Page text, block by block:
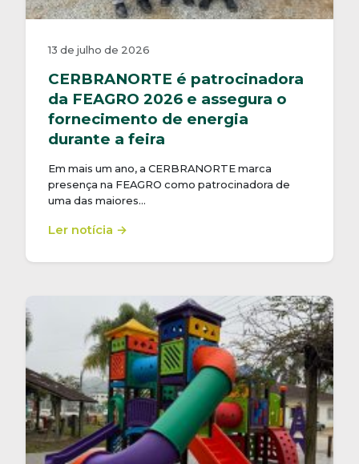
13 de julho de 2026
CERBRANORTE é patrocinadora
da FEAGRO 2026 e assegura o
fornecimento de energia
durante a feira
Em mais um ano, a CERBRANORTE marca
presença na FEAGRO como patrocinadora de
uma das maiores…
Ler notícia →